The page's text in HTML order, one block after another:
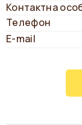
Контактна
Телефон
E-mail